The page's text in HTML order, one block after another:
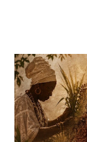
alegria. Esta
têm duração
sentimentos
pode
Ah, esta